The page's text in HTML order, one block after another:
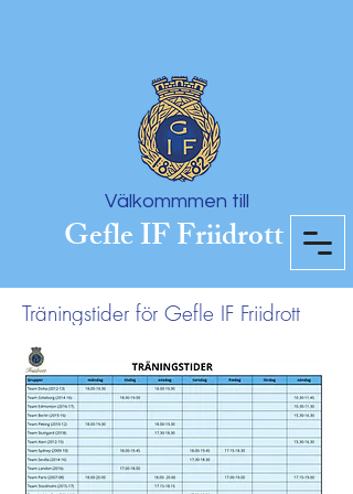
Välkommmen till
Gefle IF Friidrott
Träningstider för Gefle IF Friidrott